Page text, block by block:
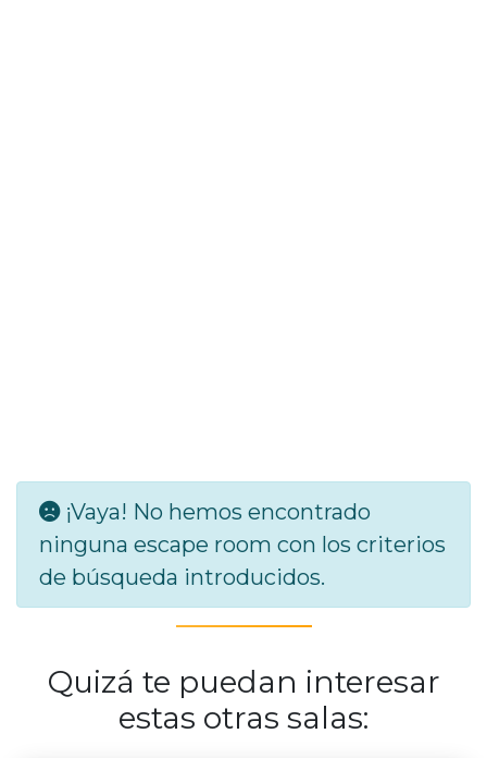
¡Vaya! No hemos encontrado
ninguna escape room con los criterios
de búsqueda introducidos.
Quizá te puedan interesar
estas otras salas: